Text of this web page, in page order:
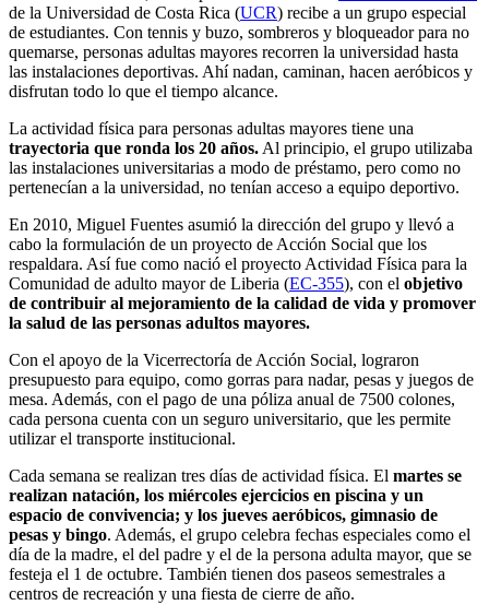
de la Universidad de Costa Rica (UCR) recibe a un grupo especial
de estudiantes. Con tennis y buzo, sombreros y bloqueador para no
quemarse, personas adultas mayores recorren la universidad hasta
las instalaciones deportivas. Ahí nadan, caminan, hacen aeróbicos y
disfrutan todo lo que el tiempo alcance.
La actividad física para personas adultas mayores tiene una
trayectoria que ronda los 20 años. Al principio, el grupo utilizaba
las instalaciones universitarias a modo de préstamo, pero como no
pertenecían a la universidad, no tenían acceso a equipo deportivo.
En 2010, Miguel Fuentes asumió la dirección del grupo y llevó a
cabo la formulación de un proyecto de Acción Social que los
respaldara. Así fue como nació el proyecto Actividad Física para la
Comunidad de adulto mayor de Liberia (EC-355), con el objetivo
de contribuir al mejoramiento de la calidad de vida y promover
la salud de las personas adultos mayores.
Con el apoyo de la Vicerrectoría de Acción Social, lograron
presupuesto para equipo, como gorras para nadar, pesas y juegos de
mesa. Además, con el pago de una póliza anual de 7500 colones,
cada persona cuenta con un seguro universitario, que les permite
utilizar el transporte institucional.
Cada semana se realizan tres días de actividad física. El martes se
realizan natación, los miércoles ejercicios en piscina y un
espacio de convivencia; y los jueves aeróbicos, gimnasio de
pesas y bingo. Además, el grupo celebra fechas especiales como el
día de la madre, el del padre y el de la persona adulta mayor, que se
festeja el 1 de octubre. También tienen dos paseos semestrales a
centros de recreación y una fiesta de cierre de año.